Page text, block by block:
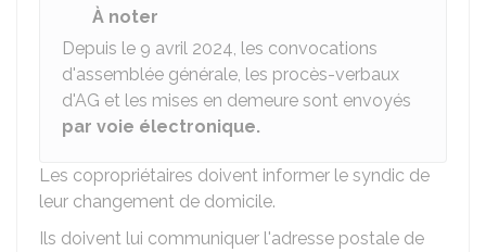
À noter
Depuis le 9 avril 2024, les convocations
d'assemblée générale, les procès-verbaux
d'AG et les mises en demeure sont envoyés
par voie électronique.
Les copropriétaires doivent informer le syndic de
leur changement de domicile.
Ils doivent lui communiquer l'adresse postale de